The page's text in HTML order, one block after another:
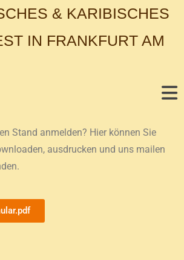
& KARIBISCHES
IN FRANKFURT AM
Stand anmelden? Hier können Sie
ausdrucken und uns mailen